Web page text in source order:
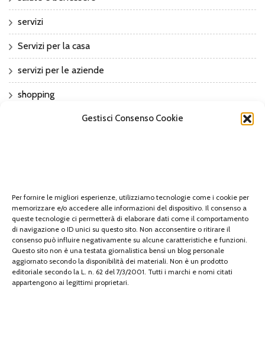
Gestisci Consenso Cookie
Per fornire le migliori esperienze, utilizziamo tecnologie come i cookie per
memorizzare e/o accedere alle informazioni del dispositivo. Il consenso a
queste tecnologie ci permetterà di elaborare dati come il comportamento
di navigazione o ID unici su questo sito. Non acconsentire o ritirare il
consenso può influire negativamente su alcune caratteristiche e funzioni.
Questo sito non è una testata giornalistica bensì un blog personale
aggiornato secondo la disponibilità dei materiali. Non è un prodotto
editoriale secondo la L. n. 62 del 7/3/2001. Tutti i marchi e nomi citati
appartengono ai legittimi proprietari.
servizi
Servizi per la casa
servizi per le aziende
shopping
travel
Uncategorized
viaggi
web